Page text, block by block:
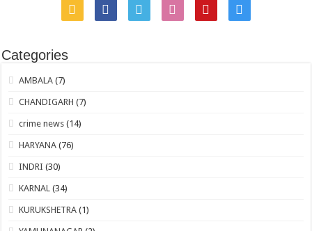
Categories
AMBALA (7)
CHANDIGARH (7)
crime news (14)
HARYANA (76)
INDRI (30)
KARNAL (34)
KURUKSHETRA (1)